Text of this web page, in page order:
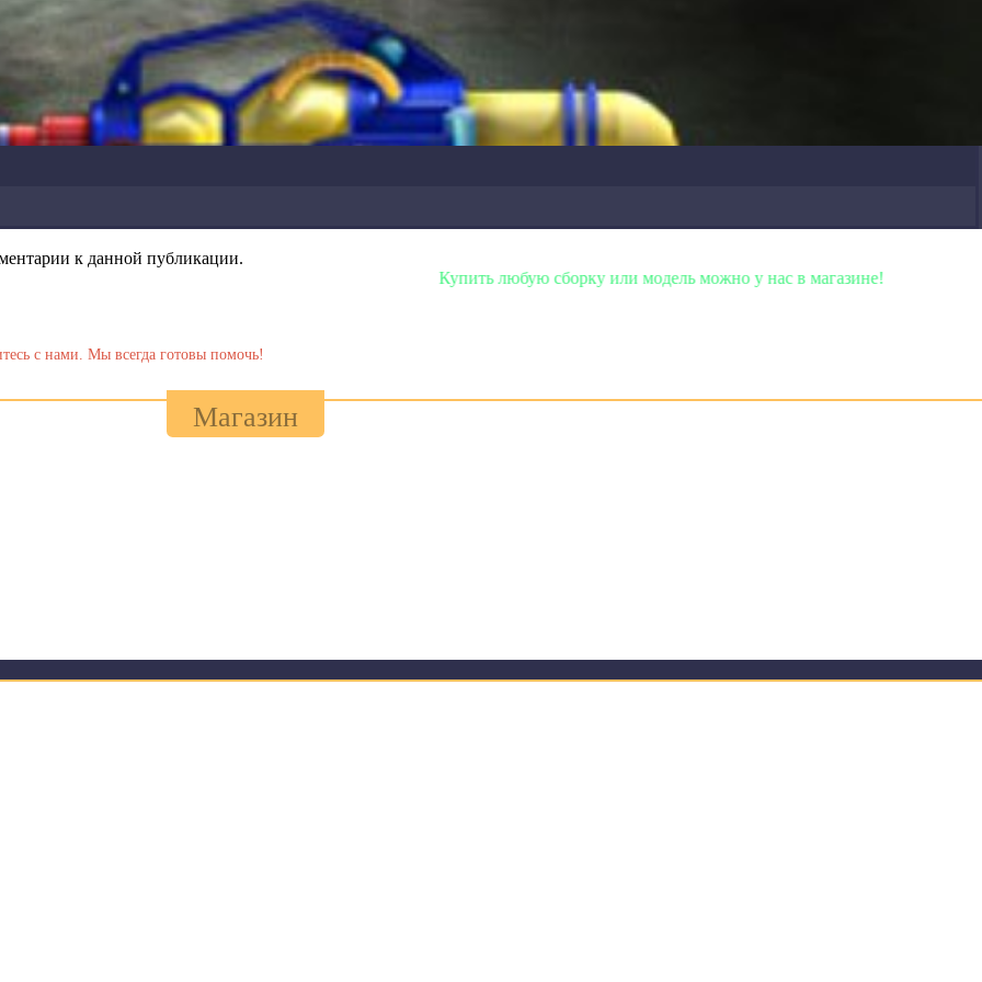
к данной публикации.
Купить любую сборку или модель можно у нас в магазине!
с нами. Мы всегда готовы помочь!
Магазин